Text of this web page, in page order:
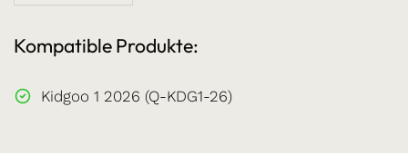
Kompatible Produkte:
Kidgoo 1 2026 (Q-KDG1-26)